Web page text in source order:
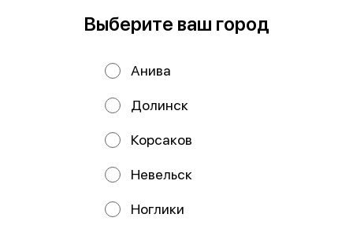
ООО "МЕГАБЕРЕЗКА.КОМ" Юридический адрес:
693005, Сахалинская область, г. Южно-Сахалинск, ул.
ОГРН 1196501005799 Расчетный счет
40702810350340004382 ДАЛЬНЕВОСТОЧНЫЙ БАНК
30101810600000000608
Политика конфиденциальности
Выберите ваш город
Анива
Долинск
Корсаков
Невельск
Ноглики